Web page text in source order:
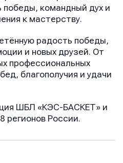
победы, командный дух и
к мастерству.
радость победы,
и новых друзей. От
профессиональных
благополучия и удачи
ШБЛ «КЭС-БАСКЕТ» и
регионов России.